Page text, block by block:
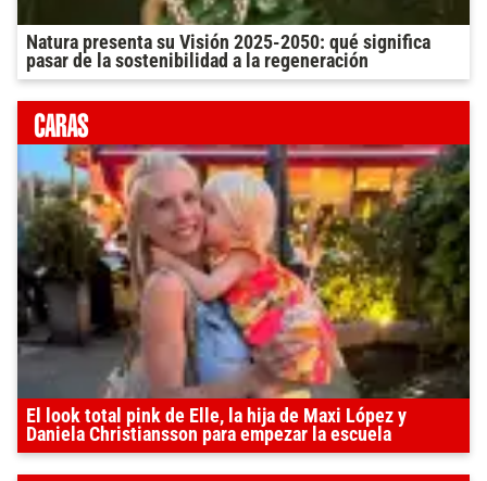
Natura presenta su Visión 2025-2050: qué significa
pasar de la sostenibilidad a la regeneración
El look total pink de Elle, la hija de Maxi López y
Daniela Christiansson para empezar la escuela